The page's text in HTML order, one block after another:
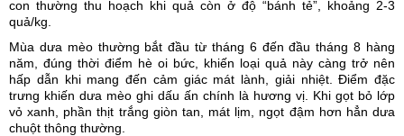
con thường thu hoạch khi quả còn ở độ “bánh tẻ”, khoảng 2-3
quả/kg.
Mùa dưa mèo thường bắt đầu từ tháng 6 đến đầu tháng 8 hàng
năm, đúng thời điểm hè oi bức, khiến loại quả này càng trở nên
hấp dẫn khi mang đến cảm giác mát lành, giải nhiệt. Điểm đặc
trưng khiến dưa mèo ghi dấu ấn chính là hương vị. Khi gọt bỏ lớp
vỏ xanh, phần thịt trắng giòn tan, mát lịm, ngọt đậm hơn hẳn dưa
chuột thông thường.